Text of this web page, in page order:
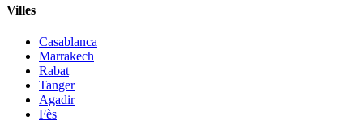
Villes
Casablanca
Marrakech
Rabat
Tanger
Agadir
Fès